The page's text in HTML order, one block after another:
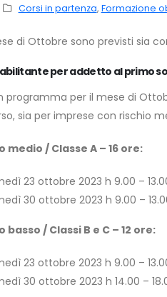
Corsi in partenza, Formazione
di Ottobre sono previsti sia
per addetto al primo
programma per il mese di
sia per imprese con rischio
medio / Classe A – 16 ore:
23 ottobre 2023 h 9.00 –
30 ottobre 2023 h 9.00 –
basso / Classi B e C – 12 ore:
23 ottobre 2023 h 9.00 –
30 ottobre 2023 h 14.00 –